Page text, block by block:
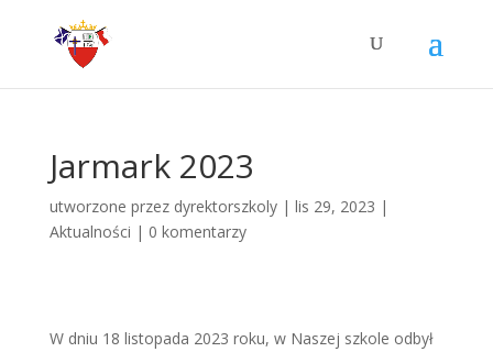
Jarmark 2023
utworzone przez dyrektorszkoly| lis 29, 2023 |
Aktualności | 0 komentarzy
W dniu 18 listopada 2023 roku, w Naszej szkole odbył